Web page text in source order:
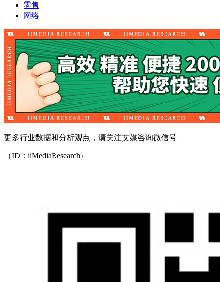
零售
网络
更多行业数据和分析观点，请关注艾媒咨询微信号
（ID：iiMediaResearch）